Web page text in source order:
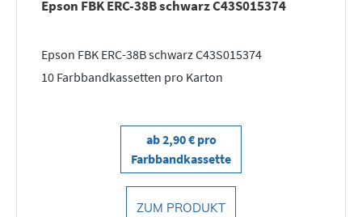
Epson FBK ERC-38B schwarz C43S015374
Epson FBK ERC-38B schwarz C43S015374
10 Farbbandkassetten pro Karton
ab 2,90 € pro
Farbbandkassette
ZUM PRODUKT